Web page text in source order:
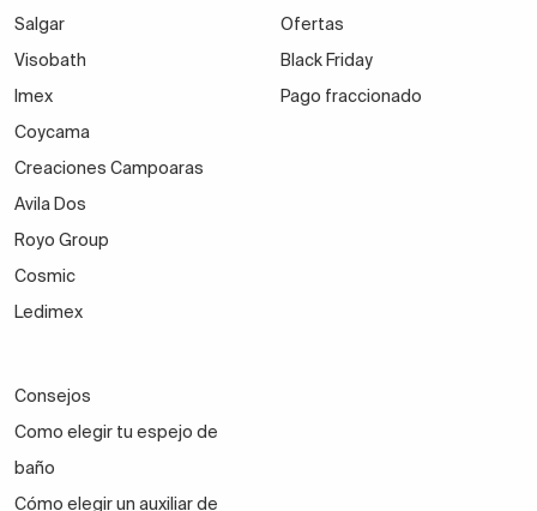
Salgar
Visobath
Imex
Coycama
Creaciones Campoaras
Avila Dos
Royo Group
Cosmic
Ledimex
Ofertas
Black Friday
Pago fraccionado
Consejos
Como elegir tu espejo de
baño
Cómo elegir un auxiliar de